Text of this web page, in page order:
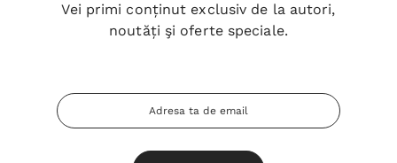
Vei primi conținut exclusiv de la autori,
noutăți şi oferte speciale.
Adresa
Email